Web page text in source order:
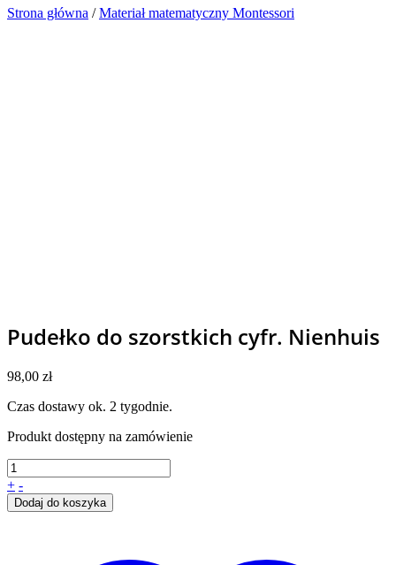
Strona główna /Materiał matematyczny Montessori
Pudełko do szorstkich cyfr. Nienhuis
98,00 zł
Czas dostawy ok. 2 tygodnie.
Produkt dostępny na zamówienie
+ -
Dodaj do koszyka